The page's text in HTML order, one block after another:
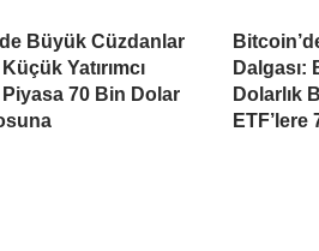
Büyük Cüzdanlar
Yatırımcı
Piyasa 70 Bin Dolar
Dalgası:
Dolarlık
ETF’lere